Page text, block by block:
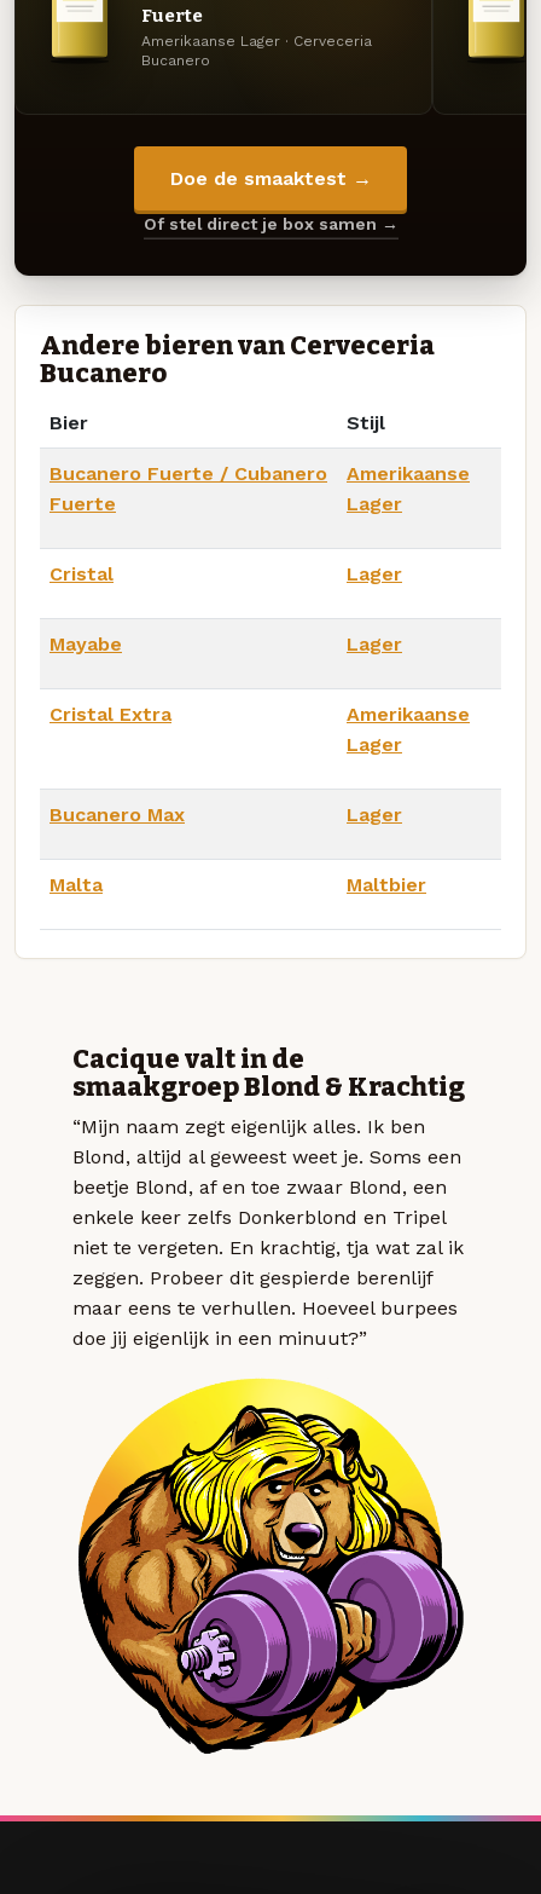
Fuerte
Amerikaanse Lager · Cerveceria
Bucanero
Doe de smaaktest →
Of stel direct je box samen →
Andere bieren van Cerveceria
Bucanero
Bier Stijl
Bucanero Fuerte / Cubanero
Fuerte
Amerikaanse
Lager
Cristal Lager
Mayabe Lager
Cristal Extra
Amerikaanse
Lager
Bucanero Max Lager
Malta Maltbier
Cacique valt in de
smaakgroep Blond & Krachtig
“Mijn naam zegt eigenlijk alles. Ik ben
Blond, altijd al geweest weet je. Soms een
beetje Blond, af en toe zwaar Blond, een
enkele keer zelfs Donkerblond en Tripel
niet te vergeten. En krachtig, tja wat zal ik
zeggen. Probeer dit gespierde berenlijf
maar eens te verhullen. Hoeveel burpees
doe jij eigenlijk in een minuut?”